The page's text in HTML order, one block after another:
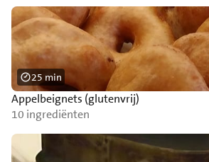
Appelbeignets (glutenvrij)
10 ingrediënten
25 min